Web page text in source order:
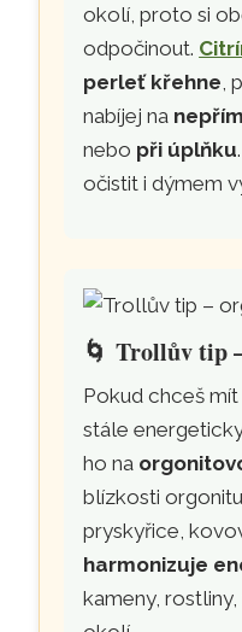
okolí, proto si
odpočinout.
perleť křehne ,
nabíjej na
nebo při úplňku
očistit i dýmem
🌀Trollův tip
Pokud chceš
stále
ho na
blízkosti
pryskyřice,
harmonizuje
kameny,